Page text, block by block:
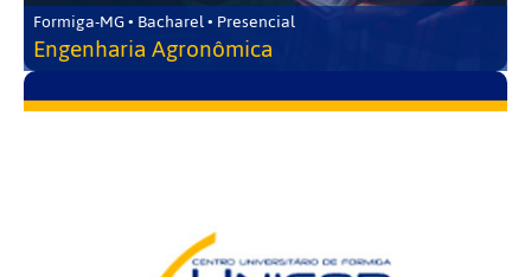
Formiga-MG • Bacharel • Presencial
Engenharia Agronômica